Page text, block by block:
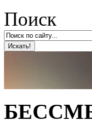
Поиск